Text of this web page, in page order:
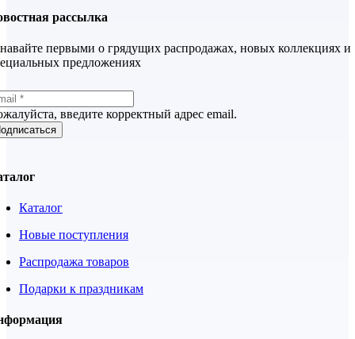
рассылка
первыми о грядущих распродажах, новых коллекциях и
предложениях
введите корректный адрес email.
Каталог
Новые поступления
Распродажа товаров
Подарки к праздникам